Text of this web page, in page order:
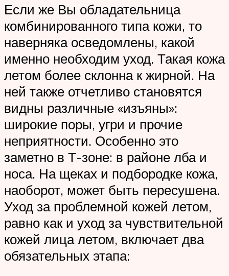
Если же Вы обладательница
комбинированного типа кожи, то
наверняка осведомлены, какой
именно необходим уход. Такая кожа
летом более склонна к жирной. На
ней также отчетливо становятся
видны различные «изъяны»:
широкие поры, угри и прочие
неприятности. Особенно это
заметно в Т-зоне: в районе лба и
носа. На щеках и подбородке кожа,
наоборот, может быть пересушена.
Уход за проблемной кожей летом,
равно как и уход за чувствительной
кожей лица летом, включает два
обязательных этапа: